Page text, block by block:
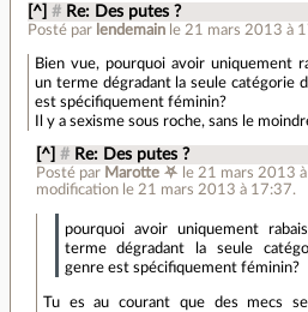
[^] # Re: Des putes ?
Posté par lendemain le 21 mars 2013 à
Bien vue, pourquoi avoir uniquement
un terme dégradant la seule catégorie
est spécifiquement féminin?
Il y a sexisme sous roche, sans le
[^] # Re: Des putes ?
Posté par Marotte ⛧ le 21 mars 2013
modification le 21 mars 2013 à 17:37.
pourquoi avoir uniquement
terme dégradant la seule
genre est spécifiquement féminin?
Tu es au courant que des mecs